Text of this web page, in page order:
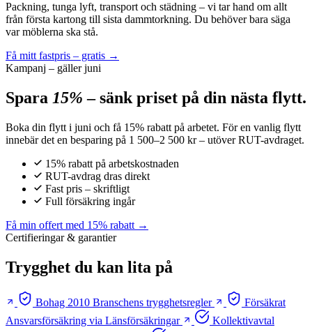
Packning, tunga lyft, transport och städning – vi tar hand om allt
från första kartong till sista dammtorkning. Du behöver bara säga
var möblerna ska stå.
Få mitt fastpris – gratis →
Kampanj – gäller juni
Spara 15% – sänk priset på din nästa flytt.
Boka din flytt i juni och få 15% rabatt på arbetet. För en vanlig flytt
innebär det en besparing på 1 500–2 500 kr – utöver RUT-avdraget.
15% rabatt på arbetskostnaden
RUT-avdrag dras direkt
Fast pris – skriftligt
Full försäkring ingår
Få min offert med 15% rabatt →
Certifieringar & garantier
Trygghet du kan lita på
Bohag 2010 Branschens trygghetsregler
Försäkrat
Ansvarsförsäkring via Länsförsäkringar
Kollektivavtal